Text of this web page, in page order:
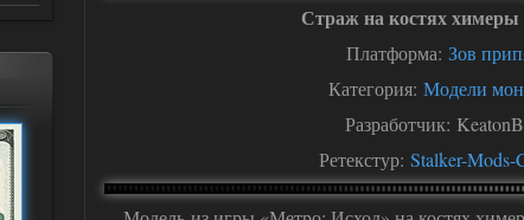
Страж на костях химеры
Платформа: Зов
Категория: Модели
Разработчик:
Ретекстур: Stalker-Mods-